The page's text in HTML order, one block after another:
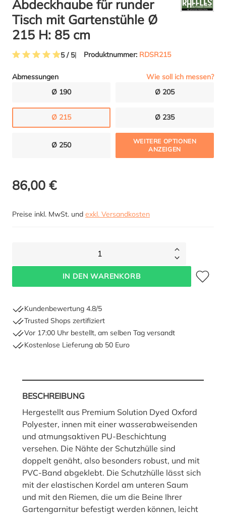
Abdeckhaube für runder
Tisch mit Gartenstühle Ø
215 H: 85 cm
5 / 5 Produktnummer: RDSR215
Abmessungen
Wie soll ich messen?
Ø 190
Ø 205
Ø 215 Ø 235
Ø 250
WEITERE OPTIONEN
ANZEIGEN
86,00 €
Preise inkl. MwSt. und exkl. Versandkosten
1
IN DEN WARENKORB
Zum
Kundenbewertung 4.8/5
Trusted Shops zertifiziert
Vor 17:00 Uhr bestellt, am selben Tag versandt
Kostenlose Lieferung ab 50 Euro
BESCHREIBUNG
Hergestellt aus Premium Solution Dyed Oxford
Polyester, innen mit einer wasserabweisenden
und atmungsaktiven PU-Beschichtung
versehen. Die Nähte der Schutzhülle sind
doppelt genäht, also besonders robust, und mit
PVC-Band abgeklebt. Die Schutzhülle lässt sich
mit der elastischen Kordel am unteren Saum
und mit den Riemen, die um die Beine Ihrer
Gartengarnitur befestigt werden können, leicht